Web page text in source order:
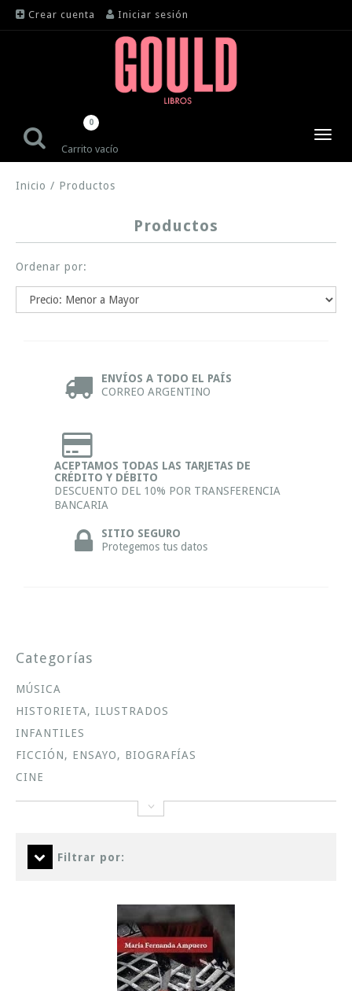
Crear cuenta Iniciar sesión
Carrito vacío
0
Inicio / Productos
Productos
Ordenar por:
ENVÍOS A TODO EL PAÍS
CORREO ARGENTINO
ACEPTAMOS TODAS LAS TARJETAS DE
CRÉDITO Y DÉBITO
DESCUENTO DEL 10% POR TRANSFERENCIA
BANCARIA
SITIO SEGURO
Protegemos tus datos
Categorías
MÚSICA
HISTORIETA, ILUSTRADOS
INFANTILES
FICCIÓN, ENSAYO, BIOGRAFÍAS
CINE
Filtrar por: